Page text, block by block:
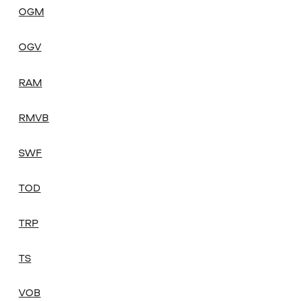
OGM
OGV
RAM
RMVB
SWF
TOD
TRP
TS
VOB